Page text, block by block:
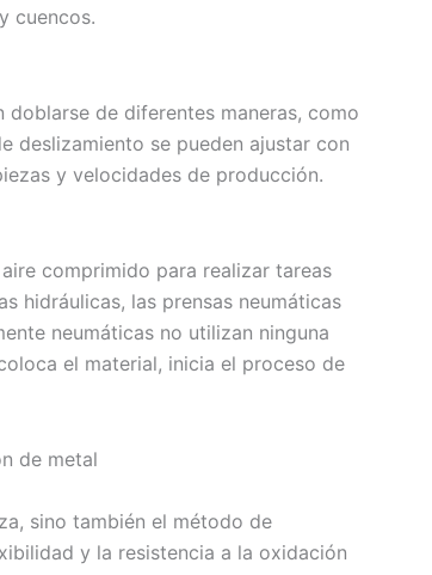
cuencos.
doblarse de diferentes maneras, como
deslizamiento se pueden ajustar con
y velocidades de producción.
comprimido para realizar tareas
hidráulicas, las prensas neumáticas
neumáticas no utilizan ninguna
el material, inicia el proceso de
de metal
sino también el método de
y la resistencia a la oxidación